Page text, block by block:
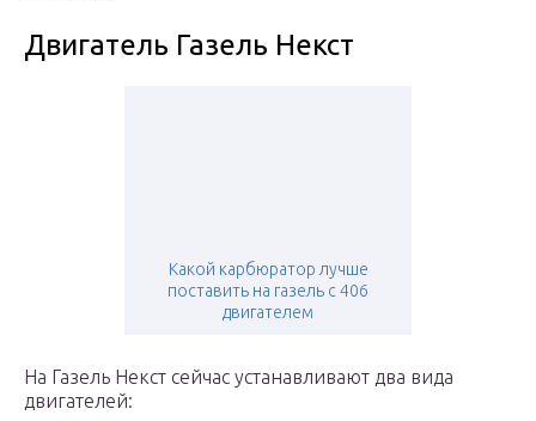
Двигатель Газель Некст
Какой карбюратор лучше
поставить на газель с 406
двигателем
На Газель Некст сейчас устанавливают два вида
двигателей: